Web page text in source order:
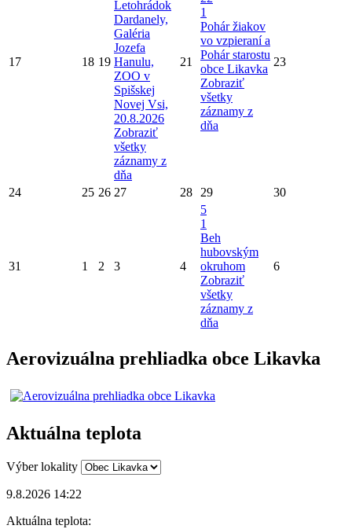
17 18 19
Letohrádok
Dardanely,
Galéria
Jozefa
Hanulu,
ZOO v
Spišskej
Novej Vsi,
20.8.2026
Zobraziť
všetky
záznamy z
dňa
21
1
Pohár žiakov
vo vzpieraní a
Pohár starostu
obce Likavka
Zobraziť
všetky
záznamy z
dňa
23
24 25 26 27 28 29 30
31 1 2 3 4
5
1
Beh
hubovským
okruhom
Zobraziť
všetky
záznamy z
dňa
6
Aerovizuálna prehliadka obce Likavka
Aktuálna teplota
Výber lokality
9.8.2026 14:22
Aktuálna teplota: